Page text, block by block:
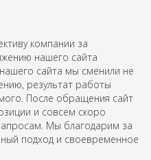
компании за
нашего сайта
сайта мы сменили не
результат работы
После обращения сайт
и совсем скоро
Мы благодарим за
подход и своевременное